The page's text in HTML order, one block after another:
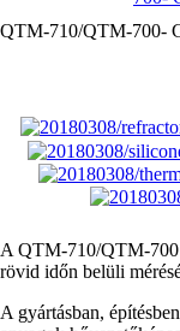
QTM-710/QTM-700-
A QTM-710/QTM-700
rövid időn belüli
A gyártásban,